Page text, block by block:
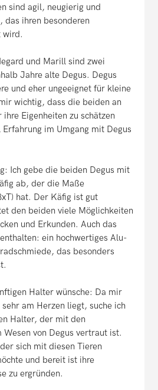
sind agil, neugierig und
das ihren besonderen
wird.
und Marill sind zwei
Jahre alte Degus. Degus
und eher ungeeignet für kleine
wichtig, dass die beiden an
Eigenheiten zu schätzen
im Umgang mit Degus
Ich gebe die beiden Degus mit
ab, der die Maße
hat. Der Käfig ist gut
den beiden viele Möglichkeiten
und Erkunden. Auch das
ein hochwertiges Alu-
das besonders
Halter wünsche: Da mir
am Herzen liegt, suche ich
Halter, der mit den
von Degus vertraut ist.
sich mit diesen Tieren
und bereit ist ihre
zu ergründen.